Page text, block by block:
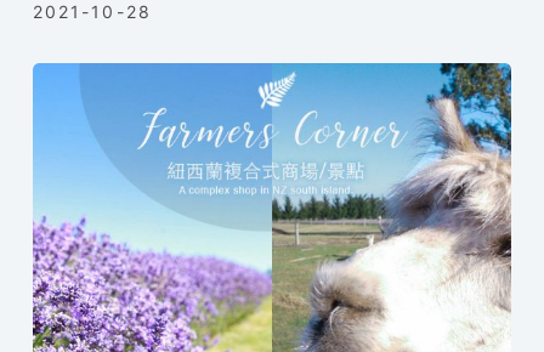
2021-10-28